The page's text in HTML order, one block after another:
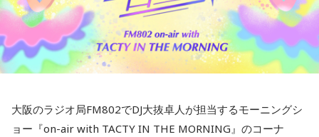
●そんなFadil Camuiの近況を伺うと…
Mustangでのラジオ出演に加えて、私はTikTokでもコンテン
ざと相談室」「あざとコーチング」といったシリーズ企画の
おかげで、アカウントが爆発的に伸びています！
大阪のラジオ局FM802でDJ大抜卓人が担当するモーニングシ
ョー『on-air with TACTY IN THE MORNING』のコーナ